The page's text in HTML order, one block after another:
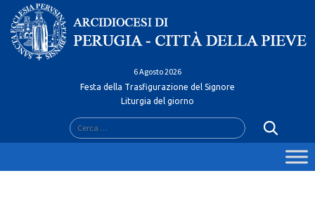
Skip
content
6 Agosto 2026
Festa della Trasfigurazione del Signore
Liturgia del giorno
Ricerca
per: